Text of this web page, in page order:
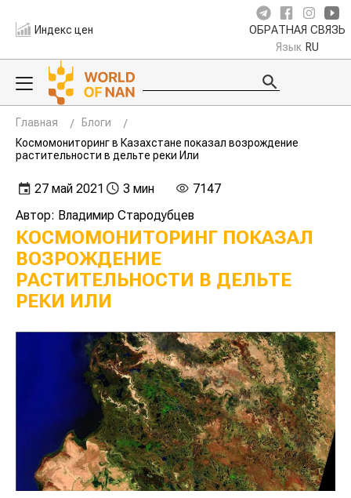
Индекс цен ОБРАТНАЯ СВЯЗЬ
Язык RU
Главная
Блоги
Космомониторинг в Казахстане показал возрождение
растительности в дельте реки Или
27 май 2021 3 мин
7147
Автор: Владимир Стародубцев
КОСМОМОНИТОРИНГ ПОКАЗАЛ
ВОЗРОЖДЕНИЕ
РАСТИТЕЛЬНОСТИ В ДЕЛЬТЕ
РЕКИ ИЛИ